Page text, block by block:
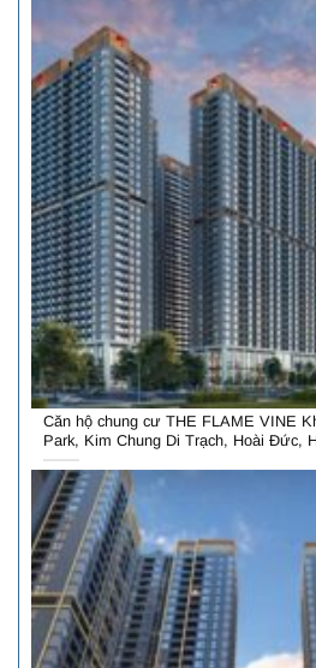
Căn hộ chung cư THE FLAME VINE
Park, Kim Chung Di Trạch, Hoài Đức,